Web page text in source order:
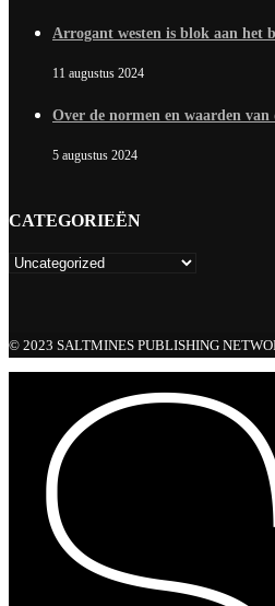
Arrogant westen is blok aan het
11 augustus 2024
Over de normen en waarden
5 augustus 2024
CATEGORIEËN
© 2023 SALTMINES PUBLISHING